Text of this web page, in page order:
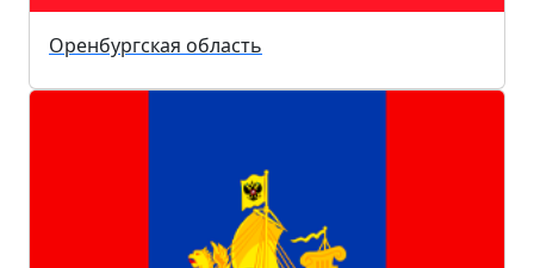
Оренбургская область